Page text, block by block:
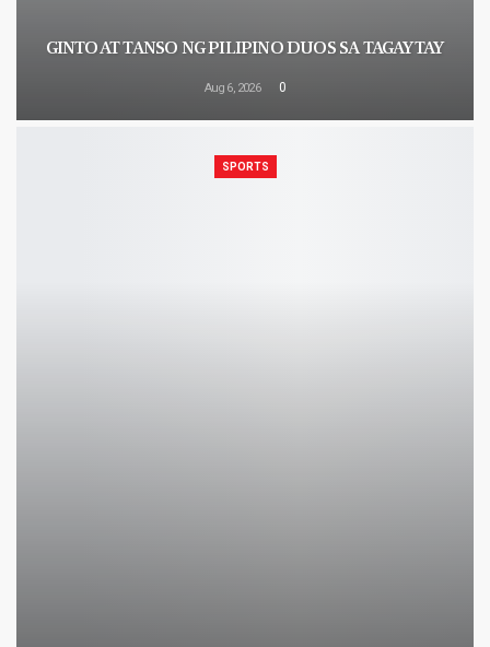
GINTO AT TANSO NG PILIPINO DUOS SA TAGAYTAY
Aug 6, 2026 0
SPORTS